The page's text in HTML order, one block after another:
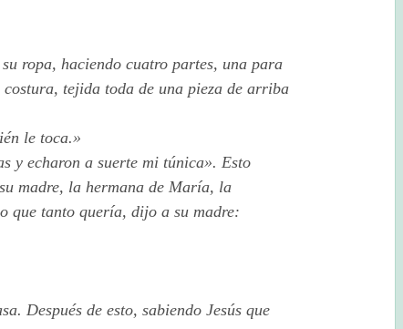
ropa, haciendo cuatro partes, una para
tejida toda de una pieza de arriba
le toca.»
y echaron a suerte mi túnica». Esto
madre, la hermana de María, la
que tanto quería, dijo a su madre:
Después de esto, sabiendo Jesús que